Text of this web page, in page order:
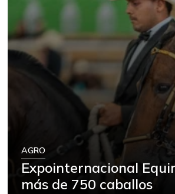
AGRO
Expointernacional
más de 750 caballos